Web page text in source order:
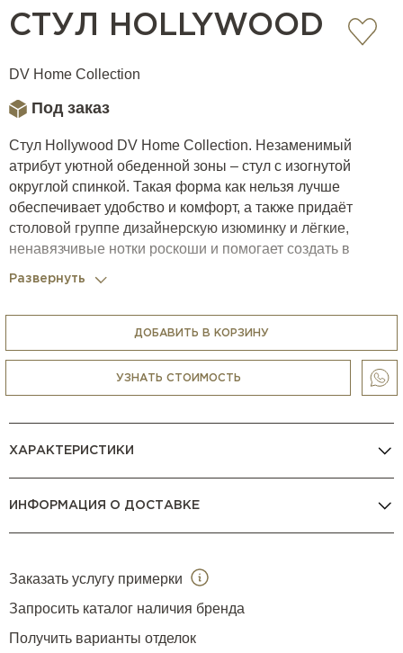
СТУЛ HOLLYWOOD
DV Home Collection
Под заказ
Стул Hollywood DV Home Collection. Незаменимый
атрибут уютной обеденной зоны – стул с изогнутой
округлой спинкой. Такая форма как нельзя лучше
обеспечивает удобство и комфорт, а также придаёт
столовой группе дизайнерскую изюминку и лёгкие,
ненавязчивые нотки роскоши и помогает создать в
Развернуть
ДОБАВИТЬ В КОРЗИНУ
УЗНАТЬ СТОИМОСТЬ
ХАРАКТЕРИСТИКИ
ИНФОРМАЦИЯ О ДОСТАВКЕ
Заказать услугу примерки
Запросить каталог наличия бренда
Получить варианты отделок